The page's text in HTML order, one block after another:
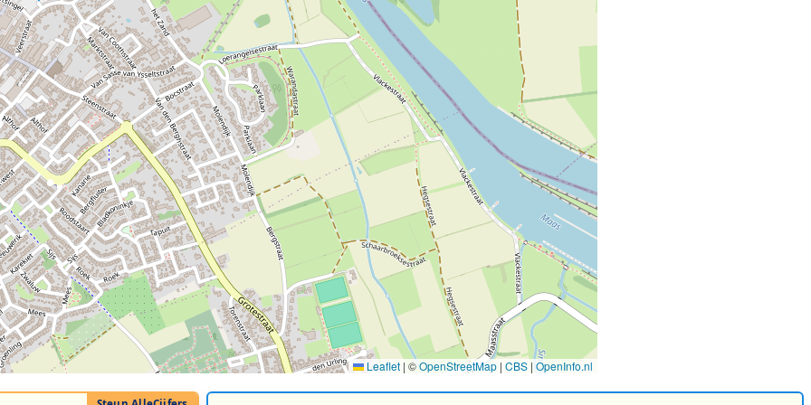
Leaflet | ©OpenStreetMap | CBS | OpenInfo.nl